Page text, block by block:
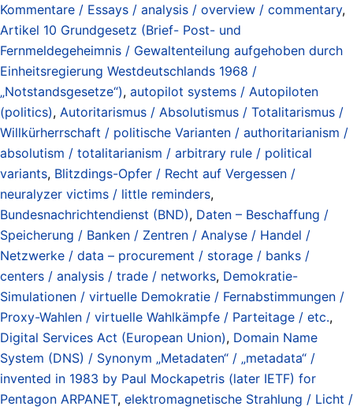
Kommentare / Essays / analysis / overview / commentary,
Artikel 10 Grundgesetz (Brief- Post- und
Fernmeldegeheimnis / Gewaltenteilung aufgehoben durch
Einheitsregierung Westdeutschlands 1968 /
„Notstandsgesetze“), autopilot systems / Autopiloten
(politics), Autoritarismus / Absolutismus / Totalitarismus /
Willkürherrschaft / politische Varianten / authoritarianism /
absolutism / totalitarianism / arbitrary rule / political
variants, Blitzdings-Opfer / Recht auf Vergessen /
neuralyzer victims / little reminders,
Bundesnachrichtendienst (BND), Daten – Beschaffung /
Speicherung / Banken / Zentren / Analyse / Handel /
Netzwerke / data – procurement / storage / banks /
centers / analysis / trade / networks, Demokratie-
Simulationen / virtuelle Demokratie / Fernabstimmungen /
Proxy-Wahlen / virtuelle Wahlkämpfe / Parteitage / etc.,
Digital Services Act (European Union), Domain Name
System (DNS) / Synonym „Metadaten“ / „metadata“ /
invented in 1983 by Paul Mockapetris (later IETF) for
Pentagon ARPANET, elektromagnetische Strahlung / Licht /